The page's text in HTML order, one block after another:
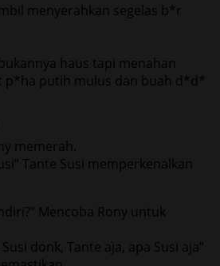
menyerahkan segelas b*r
haus tapi menahan
p*ha putih mulus dan buah d*d*
memerah.
Tante Susi memperkenalkan
Mencoba Rony untuk
donk, Tante aja, apa Susi aja”